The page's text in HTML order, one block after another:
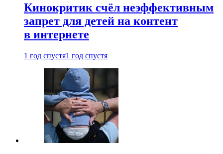
Кинокритик счёл неэффективным
запрет для детей на контент
в интернете
1 год спустя1 год спустя